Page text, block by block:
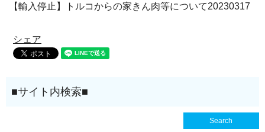
【輸入停止】トルコからの家きん肉等について20230317
シェア